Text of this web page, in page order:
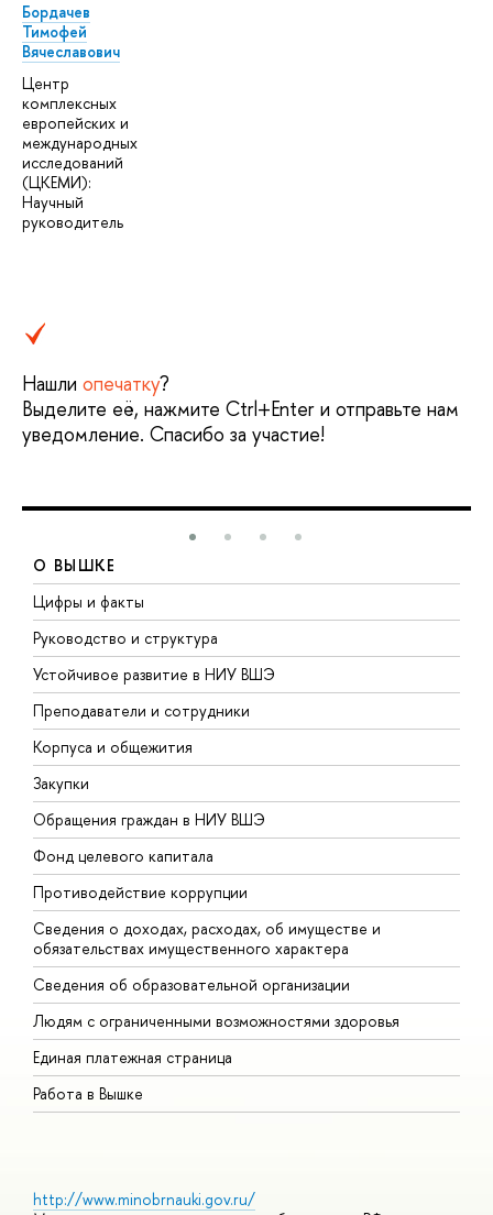
Бордачев
Тимофей
Вячеславович
Центр
комплексных
европейских и
международных
исследований
(ЦКЕМИ):
Научный
руководитель
Нашли опечатку?
Выделите её, нажмите Ctrl+Enter и отправьте нам
уведомление. Спасибо за участие!
О ВЫШКЕ
Цифры и факты
Руководство и структура
Устойчивое развитие в НИУ ВШЭ
Преподаватели и сотрудники
Корпуса и общежития
Закупки
Обращения граждан в НИУ ВШЭ
Фонд целевого капитала
Противодействие коррупции
Сведения о доходах, расходах, об имуществе и
обязательствах имущественного характера
Сведения об образовательной организации
Людям с ограниченными возможностями здоровья
Единая платежная страница
Работа в Вышке
http://www.minobrnauki.gov.ru/